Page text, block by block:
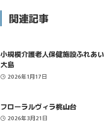
関連記事
小規模介護老人保健施設ふれあい
大島
2026年1月17日
フローラルヴィラ桃山台
2026年3月21日